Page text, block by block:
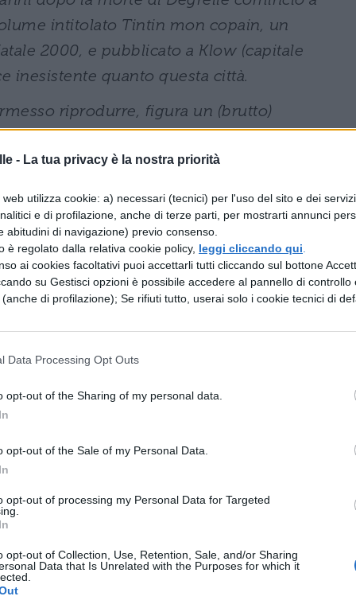
- La tua privacy è la nostra priorità
utilizza cookie: a) necessari (tecnici) per l'uso del sito e dei
e di profilazione, anche di terze parti, per mostrarti annunci
abitudini di navigazione) previo consenso.
è regolato dalla relativa cookie policy, leggi cliccando qui
ai cookies facoltativi puoi accettarli tutti cliccando sul bottone
su Gestisci opzioni è possibile accedere al pannello di controllo
di profilazione); Se rifiuti tutto, userai solo i cookie tecnici di
Data Processing Opt Outs
opt-out of the Sharing of my personal data.
opt-out of the Sale of my Personal Data.
opt-out of processing my Personal Data for Targeted
opt-out of Collection, Use, Retention, Sale, and/or Sharing
Data that Is Unrelated with the Purposes for which it
intitolato Tintin mon copain, un
2000, e pubblicato a Klow (capitale
inesistente quanto questa città.
riprodurre, figura un (brutto)
SS; secondo certi siti Internet, sarebbe
Steeman, che aveva letto il
pubblicato abbastanza simile ai suoi
e nefanda, sarebbe stata in gran parte
destra che gravitava nella cerchia di
a proprie spese il libro così
e talora incoerente, fra lunghe
antisemiti e «rivelazioni » che,
mirano a metterlo nei guai il più
di presentarsi come unico modello
circolava ampiamente intorno al 1936
racconta di aver dilapidato i proventi
comperare questi pantaloni da golf,
a cui dedica un intero capitolo. A
un simile lusso»; i pantaloni gli
Così, «per Hergé fu naturale far
da golf, in tutto simili ai miei, al